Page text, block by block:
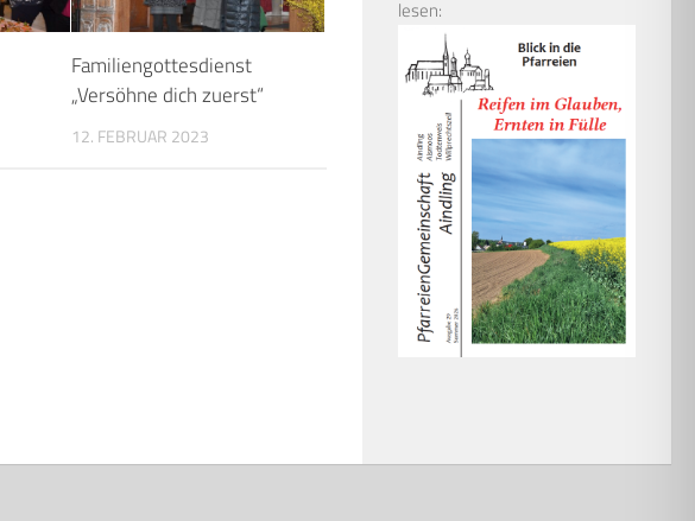
Familiengottesdienst
„Versöhne dich zuerst“
12. FEBRUAR 2023
lesen: